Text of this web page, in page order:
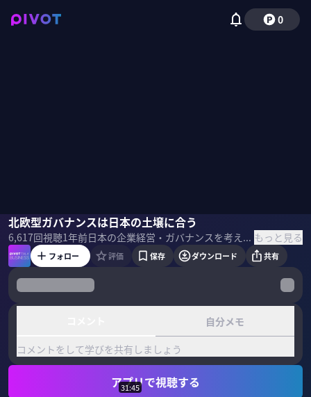
0
北欧型ガバナンスは日本の土壌に合う
6,617回視聴1年前 日本の企業経営・ガバナンスを考える上で、有力なモデルになるのが北欧企業だ。フィンランドで時価総額トップを誇る、エレベーターの巨人、KONE。同社の分析を通じて、財務戦略アドバイザーの田中慎一氏が日本企業へのヒントを探っていく。 もっと見る
田中慎一佐々木紀彦
フォロー 評価 保存 ダウンロード 共有
自分メモ
コメントをして学びを共有しましょう
アプリで視聴する
31:45